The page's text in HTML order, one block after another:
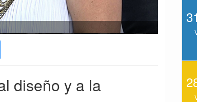
diseño y a la